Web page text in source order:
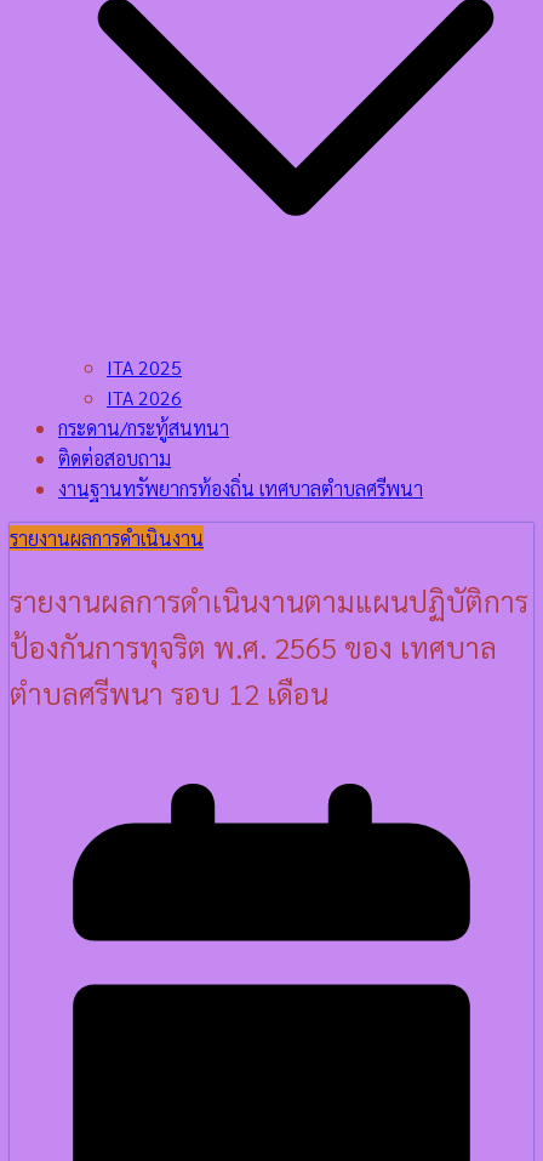
ITA 2025
ITA 2026
กระดาน/กระทู้สนทนา
ติดต่อสอบถาม
งานฐานทรัพยากรท้องถิ่น เทศบาลตำบลศรีพนา
รายงานผลการดำเนินงาน
รายงานผลการดำเนินงานตามแผนปฏิบัติการ
ป้องกันการทุจริต พ.ศ. 2565 ของ เทศบาล
ตำบลศรีพนา รอบ 12 เดือน